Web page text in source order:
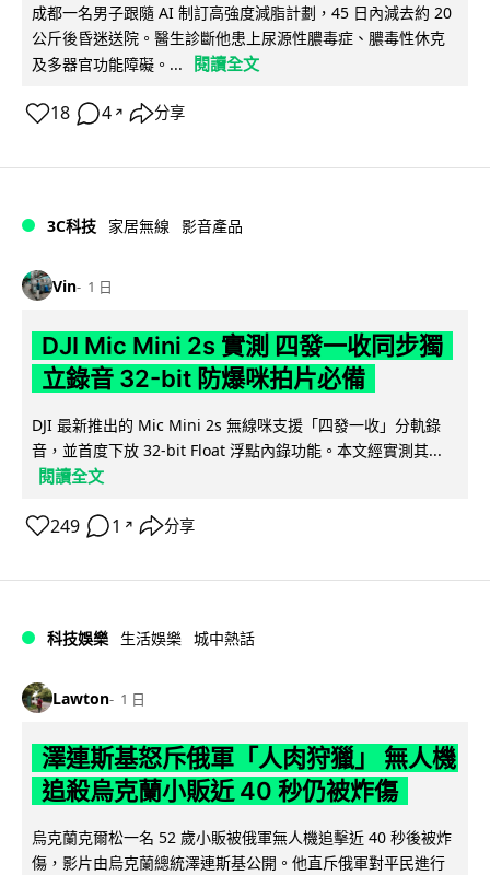
成都一名男子跟隨 AI 制訂高強度減脂計劃，45 日內減去約 20
公斤後昏迷送院。醫生診斷他患上尿源性膿毒症、膿毒性休克
及多器官功能障礙。...
閱讀全文
18 4 ↗ 分享
3C科技 家居無線 影音產品
Vin 1 日
DJI Mic Mini 2s 實測 四發一收同步獨
立錄音 32-bit 防爆咪拍片必備
DJI 最新推出的 Mic Mini 2s 無線咪支援「四發一收」分軌錄
音，並首度下放 32-bit Float 浮點內錄功能。本文經實測其...
閱讀全文
249 1 ↗ 分享
科技娛樂 生活娛樂 城中熱話
Lawton 1 日
澤連斯基怒斥俄軍「人肉狩獵」 無人機
追殺烏克蘭小販近 40 秒仍被炸傷
烏克蘭克爾松一名 52 歲小販被俄軍無人機追擊近 40 秒後被炸
傷，影片由烏克蘭總統澤連斯基公開。他直斥俄軍對平民進行